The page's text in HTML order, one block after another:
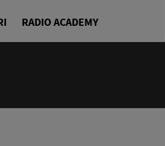
RADIO ACADEMY